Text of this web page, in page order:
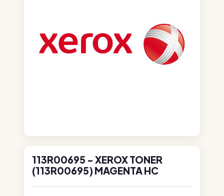
113R00695 - XEROX TONER
(113R00695) MAGENTA HC